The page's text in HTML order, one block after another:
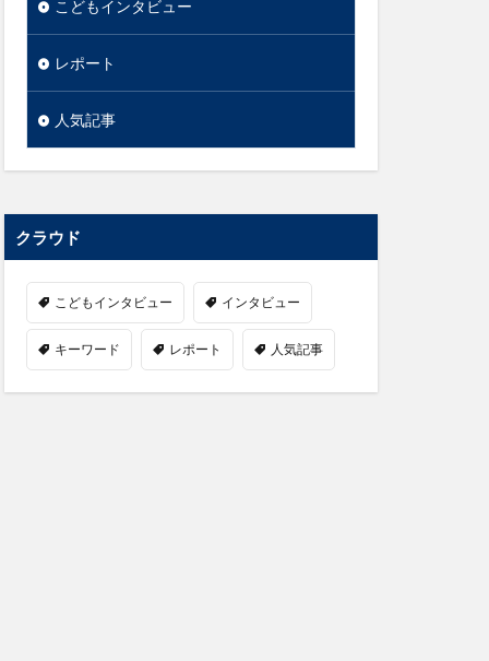
こどもインタビュー
レポート
人気記事
クラウド
こどもインタビュー インタビュー
キーワード レポート 人気記事